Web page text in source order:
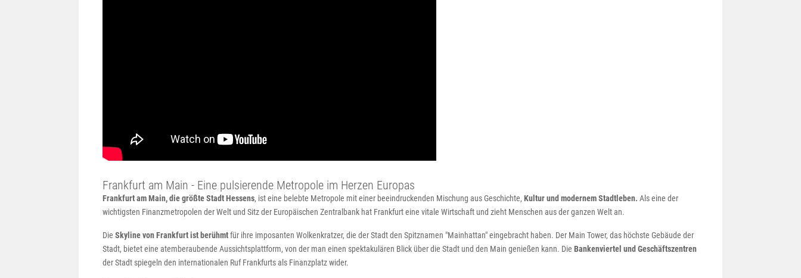
Frankfurt am Main - Eine pulsierende Metropole im Herzen Europas
Frankfurt am Main, die größte Stadt Hessens, ist eine belebte Metropole mit einer beeindruckenden Mischung aus Geschichte, Kultur und modernem Stadtleben. Als eine der
wichtigsten Finanzmetropolen der Welt und Sitz der Europäischen Zentralbank hat Frankfurt eine vitale Wirtschaft und zieht Menschen aus der ganzen Welt an.
Die Skyline von Frankfurt ist berühmtfür ihre imposanten Wolkenkratzer, die der Stadt den Spitznamen "Mainhattan" eingebracht haben. Der Main Tower, das höchste Gebäude der
Stadt, bietet eine atemberaubende Aussichtsplattform, von der man einen spektakulären Blick über die Stadt und den Main genießen kann. Die Bankenviertel und Geschäftszentren
der Stadt spiegeln den internationalen Ruf Frankfurts als Finanzplatz wider.